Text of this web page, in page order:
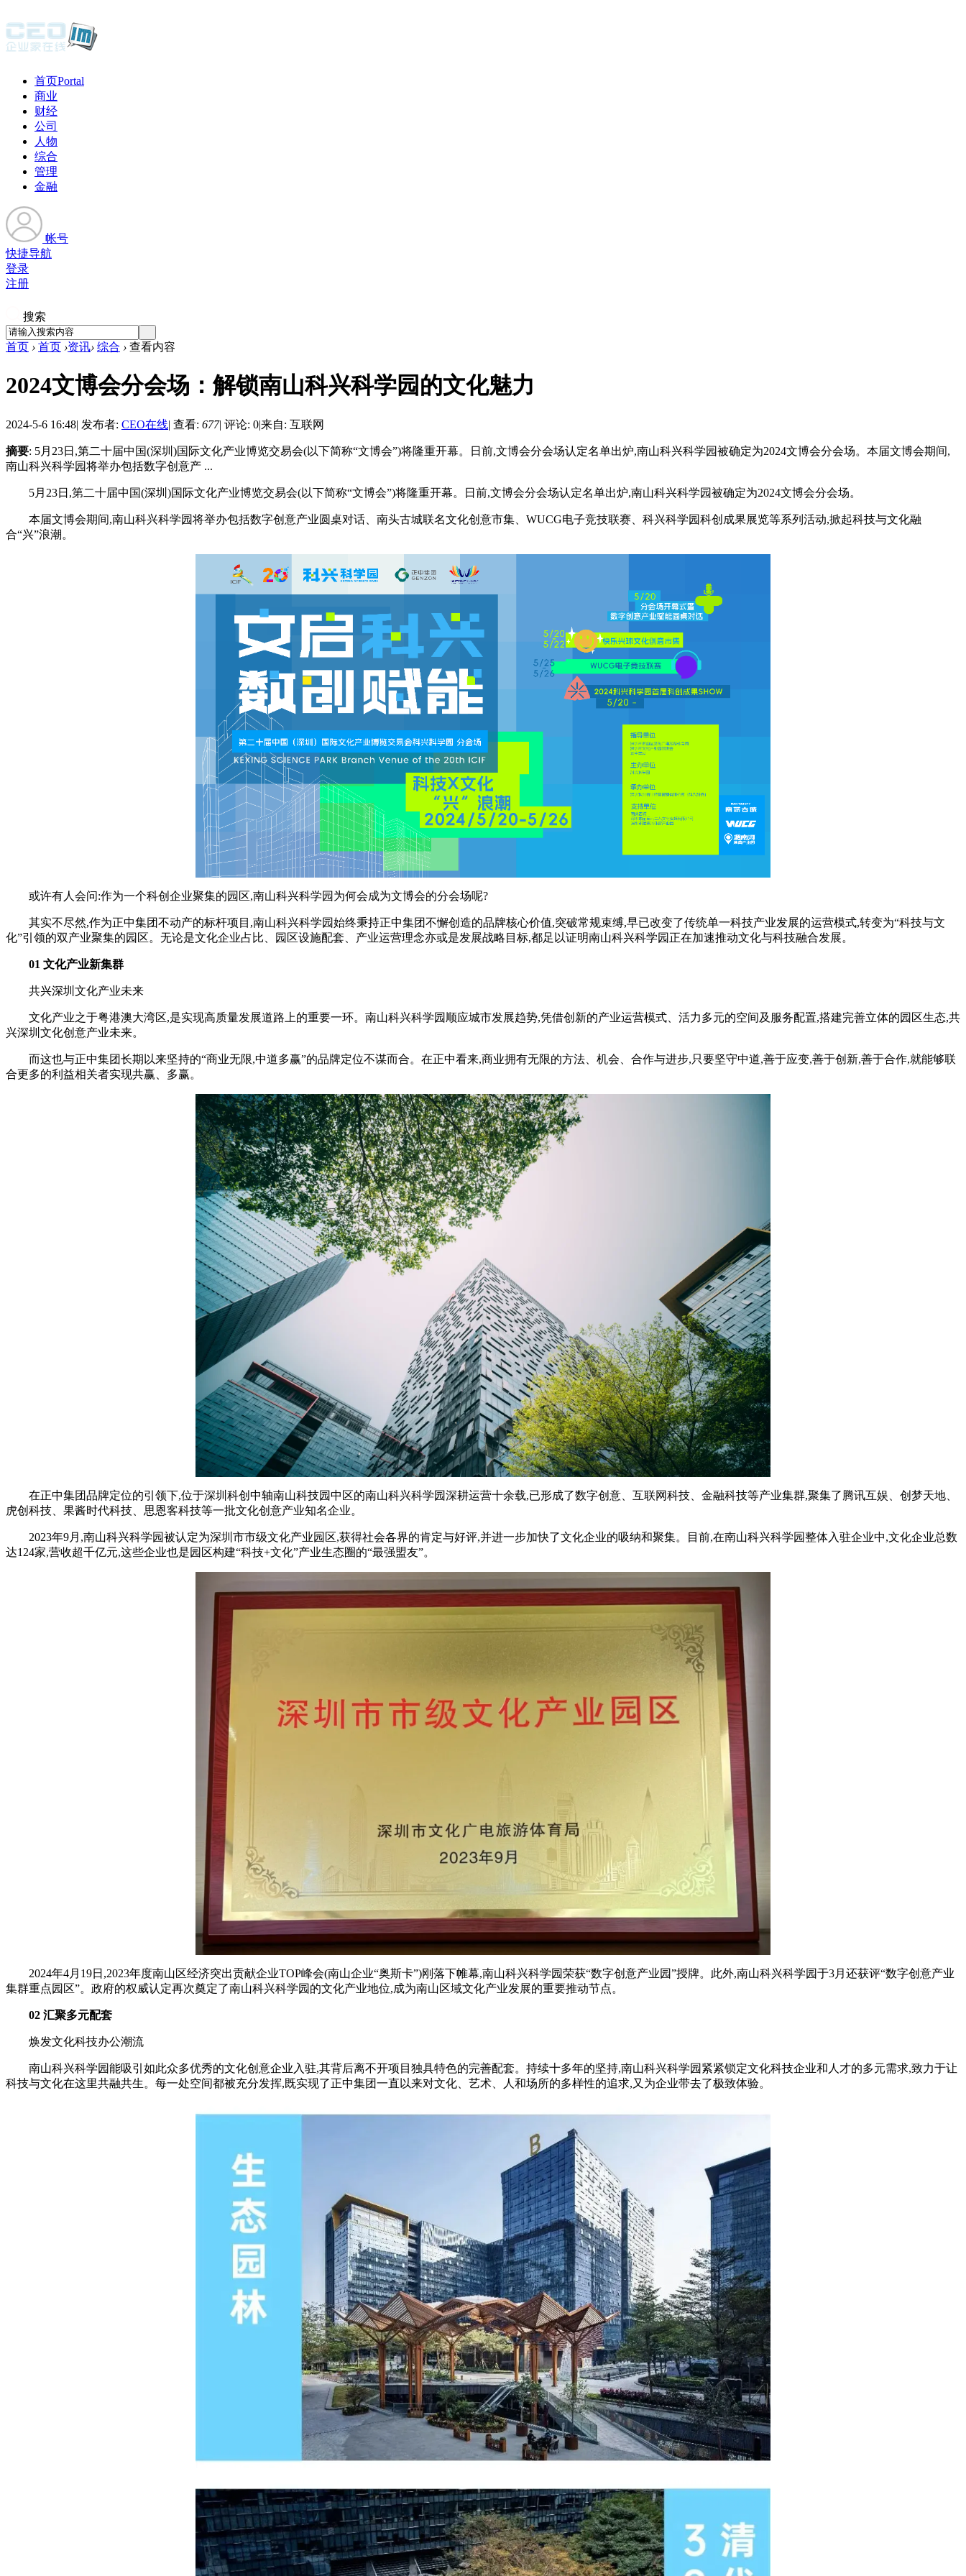
首页Portal
商业
财经
公司
人物
综合
管理
金融
帐号
快捷导航
登录
注册
搜索
首页 › 首页 ›资讯› 综合 › 查看内容
2024文博会分会场：解锁南山科兴科学园的文化魅力
2024-5-6 16:48| 发布者: CEO在线| 查看: 677| 评论: 0|来自: 互联网
摘要: 5月23日,第二十届中国(深圳)国际文化产业博览交易会(以下简称“文博会”)将隆重开幕。日前,文博会分会场认定名单出炉,南山科兴科学园被确定为2024文博会分会场。本届文博会期间,
南山科兴科学园将举办包括数字创意产 ...
5月23日,第二十届中国(深圳)国际文化产业博览交易会(以下简称“文博会”)将隆重开幕。日前,文博会分会场认定名单出炉,南山科兴科学园被确定为2024文博会分会场。
本届文博会期间,南山科兴科学园将举办包括数字创意产业圆桌对话、南头古城联名文化创意市集、WUCG电子竞技联赛、科兴科学园科创成果展览等系列活动,掀起科技与文化融
合“兴”浪潮。
或许有人会问:作为一个科创企业聚集的园区,南山科兴科学园为何会成为文博会的分会场呢?
其实不尽然,作为正中集团不动产的标杆项目,南山科兴科学园始终秉持正中集团不懈创造的品牌核心价值,突破常规束缚,早已改变了传统单一科技产业发展的运营模式,转变为“科技与文
化”引领的双产业聚集的园区。无论是文化企业占比、园区设施配套、产业运营理念亦或是发展战略目标,都足以证明南山科兴科学园正在加速推动文化与科技融合发展。
01 文化产业新集群
共兴深圳文化产业未来
文化产业之于粤港澳大湾区,是实现高质量发展道路上的重要一环。南山科兴科学园顺应城市发展趋势,凭借创新的产业运营模式、活力多元的空间及服务配置,搭建完善立体的园区生态,共
兴深圳文化创意产业未来。
而这也与正中集团长期以来坚持的“商业无限,中道多赢”的品牌定位不谋而合。在正中看来,商业拥有无限的方法、机会、合作与进步,只要坚守中道,善于应变,善于创新,善于合作,就能够联
合更多的利益相关者实现共赢、多赢。
在正中集团品牌定位的引领下,位于深圳科创中轴南山科技园中区的南山科兴科学园深耕运营十余载,已形成了数字创意、互联网科技、金融科技等产业集群,聚集了腾讯互娱、创梦天地、
虎创科技、果酱时代科技、思恩客科技等一批文化创意产业知名企业。
2023年9月,南山科兴科学园被认定为深圳市市级文化产业园区,获得社会各界的肯定与好评,并进一步加快了文化企业的吸纳和聚集。目前,在南山科兴科学园整体入驻企业中,文化企业总数
达124家,营收超千亿元,这些企业也是园区构建“科技+文化”产业生态圈的“最强盟友”。
2024年4月19日,2023年度南山区经济突出贡献企业TOP峰会(南山企业“奥斯卡”)刚落下帷幕,南山科兴科学园荣获“数字创意产业园”授牌。此外,南山科兴科学园于3月还获评“数字创意产业
集群重点园区”。政府的权威认定再次奠定了南山科兴科学园的文化产业地位,成为南山区域文化产业发展的重要推动节点。
02 汇聚多元配套
焕发文化科技办公潮流
南山科兴科学园能吸引如此众多优秀的文化创意企业入驻,其背后离不开项目独具特色的完善配套。持续十多年的坚持,南山科兴科学园紧紧锁定文化科技企业和人才的多元需求,致力于让
科技与文化在这里共融共生。每一处空间都被充分发挥,既实现了正中集团一直以来对文化、艺术、人和场所的多样性的追求,又为企业带去了极致体验。